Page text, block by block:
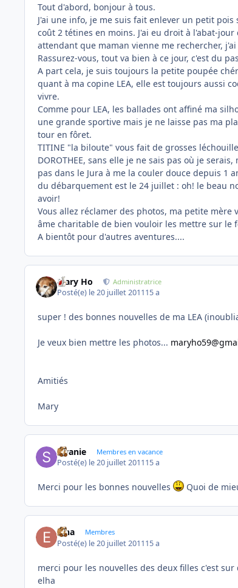
Tout d'abord, bonjour à tous.
J'ai une info, je me suis fait enlever un petit
coût 2 tétines en moins. J'ai eu droit à l'abat-jour
attendant que maman vienne me rechercher,
Rassurez-vous, tout va bien à ce jour, c'est du
A part cela, je suis toujours la petite poupée
quant à ma copine LEA, elle est toujours aussi
vivre.
Comme pour LEA, les ballades ont affiné ma
une grande sportive mais je ne laisse pas ma
tour en fôret.
TITINE "la biloute" vous fait de grosses
DOROTHEE, sans elle je ne sais pas où je
pas dans le Jura à me la couler douce depuis 1
du débarquement est le 24 juillet : oh! le beau
avoir!
Vous allez réclamer des photos, ma petite mère
âme charitable de bien vouloir les mettre sur le
A bientôt pour d'autres aventures....
Mary Ho Administratrice
Posté(e) le 20 juillet 201115 a
super ! des bonnes nouvelles de ma LEA
Je veux bien mettre les photos...
Amitiés
Mary
swanie Membres en vacance
Posté(e) le 20 juillet 201115 a
Merci pour les bonnes nouvelles Quoi de
elha Membres
Posté(e) le 20 juillet 201115 a
merci pour les nouvelles des deux filles c'est
elha